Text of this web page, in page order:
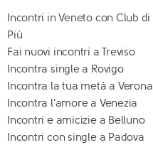
Incontri in Veneto con Club di
Più
Fai nuovi incontri a Treviso
Incontra single a Rovigo
Incontra la tua metà a Verona
Incontra l'amore a Venezia
Incontri e amicizie a Belluno
Incontri con single a Padova